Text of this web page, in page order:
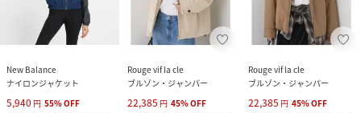
New Balance
ナイロンジャケット
5,940 円 55%OFF
Rouge vif la cle
ブルゾン・ジャンパー
22,385 円 45%OFF
Rouge vif la cle
ブルゾン・ジャンパー
22,385 円 45%OFF